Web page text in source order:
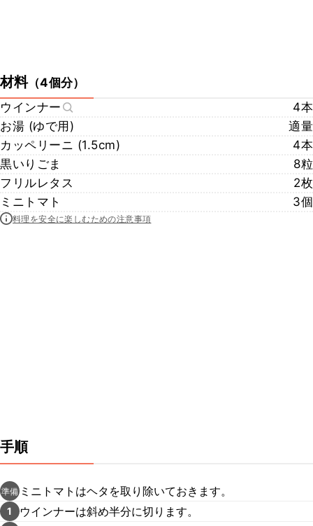
材料（4個分）
ウインナー
4本
お湯 (ゆで用)
適量
カッペリーニ (1.5cm)
4本
黒いりごま
8粒
フリルレタス
2枚
ミニトマト
3個
料理を安全に楽しむための注意事項
手順
準備 ミニトマトはヘタを取り除いておきます。
1 ウインナーは斜め半分に切ります。